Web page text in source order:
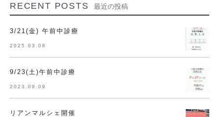
RECENT POSTS 最近の投稿
3/21(金) 午前中診療
2025.03.08
9/23(土)午前中診療
2023.09.09
リアンマルシェ開催